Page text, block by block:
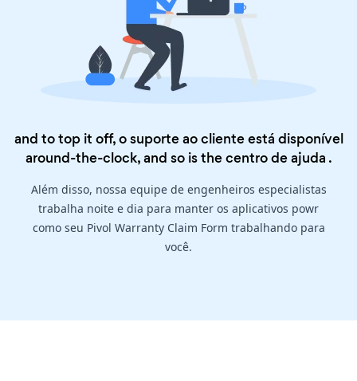
and to top it off, o suporte ao cliente está disponível
around-the-clock, and so is thecentro de ajuda .
Além disso, nossa equipe de engenheiros especialistas
trabalha noite e dia para manter os aplicativos powr
como seu Pivol Warranty Claim Form trabalhando para
você.